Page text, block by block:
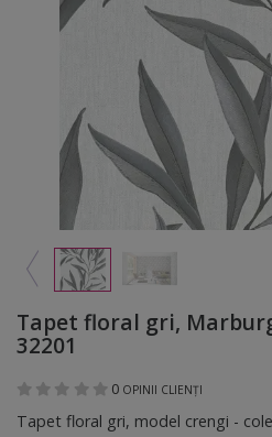
Tapet floral gri,
32201
0 OPINII CLIENȚI
Tapet floral gri, model crengi -